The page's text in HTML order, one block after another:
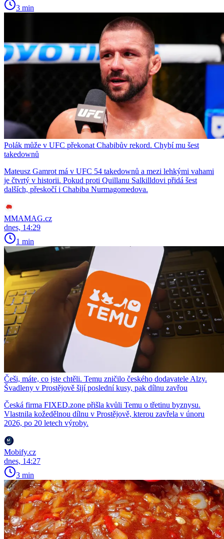
3 min
Polák může v UFC překonat Chabibův rekord. Chybí mu šest
takedownů
Mateusz Gamrot má v UFC 54 takedownů a mezi lehkými vahami
je čtvrtý v historii. Pokud proti Quillanu Salkilldovi přidá šest
dalších, přeskočí i Chabiba Nurmagomedova.
MMAMAG.cz
dnes, 14:29
1 min
Češi, máte, co jste chtěli. Temu zničilo českého dodavatele Alzy.
Švadleny v Prostějově šijí poslední kusy, pak dílnu zavřou
Česká firma FIXED.zone přišla kvůli Temu o třetinu byznysu.
Vlastnila kožedělnou dílnu v Prostějově, kterou zavřela v únoru
2026, po 20 letech výroby.
Mobify.cz
dnes, 14:27
3 min